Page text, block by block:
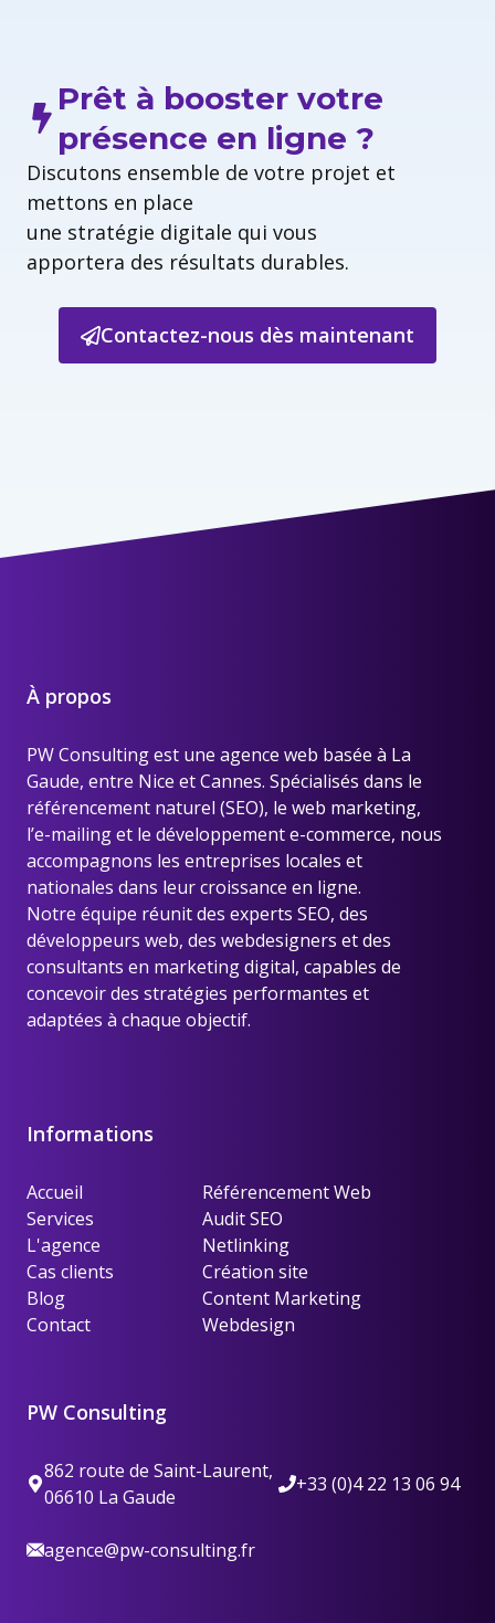
Prêt à booster votre
présence en ligne ?
Discutons ensemble de votre projet et
mettons en place
une stratégie digitale qui vous
apportera des résultats durables.
Contactez-nous dès maintenant
À propos
PW Consulting est une agence web basée à La
Gaude, entre Nice et Cannes. Spécialisés dans le
référencement naturel (SEO), le web marketing,
l’e-mailing et le développement e-commerce, nous
accompagnons les entreprises locales et
nationales dans leur croissance en ligne.
Notre équipe réunit des experts SEO, des
développeurs web, des webdesigners et des
consultants en marketing digital, capables de
concevoir des stratégies performantes et
adaptées à chaque objectif.
Informations
Accueil
Services
L'agence
Cas clients
Blog
Contact
Référencement Web
Audit SEO
Netlinking
Création site
Content Marketing
Webdesign
PW Consulting
862 route de Saint-Laurent,
06610 La Gaude
+33 (0)4 22 13 06 94
agence@pw-consulting.fr